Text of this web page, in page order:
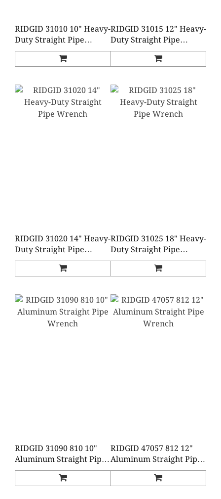
RIDGID 31010 10" Heavy-
Duty Straight Pipe
Wrench
RIDGID 31015 12" Heavy-
Duty Straight Pipe
Wrench
RIDGID 31020 14" Heavy-
Duty Straight Pipe
Wrench
RIDGID 31025 18" Heavy-
Duty Straight Pipe
Wrench
RIDGID 31090 810 10"
Aluminum Straight Pipe
Wrench
RIDGID 47057 812 12"
Aluminum Straight Pipe
Wrench